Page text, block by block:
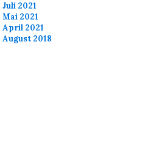
Juli 2021
Mai 2021
April 2021
August 2018